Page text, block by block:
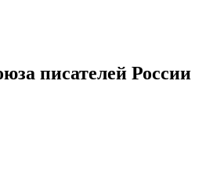
писателей России